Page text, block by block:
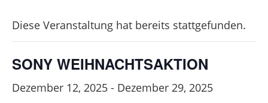
Diese Veranstaltung hat bereits stattgefunden.
SONY WEIHNACHTSAKTION
Dezember 12, 2025 - Dezember 29, 2025